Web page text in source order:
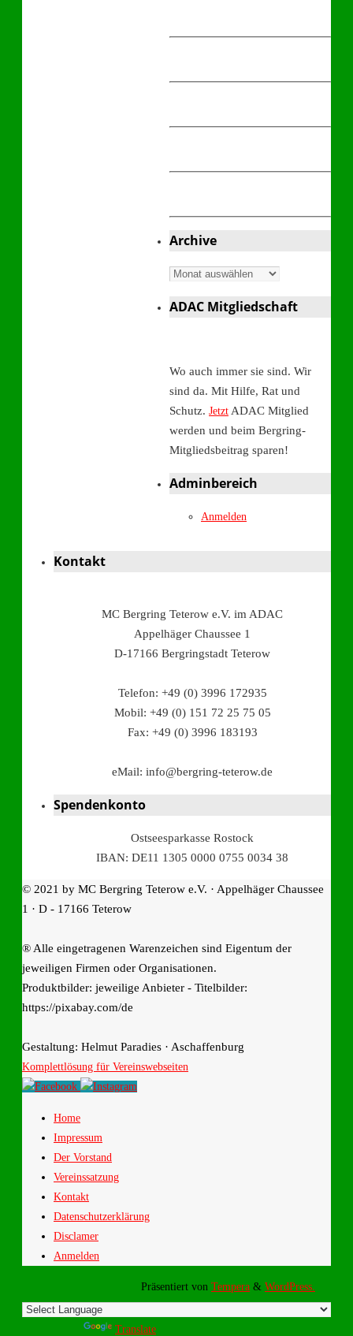
Archive
Archive
ADAC Mitgliedschaft
Wo auch immer sie sind. Wir
sind da. Mit Hilfe, Rat und
Schutz. Jetzt ADAC Mitglied
werden und beim Bergring-
Mitgliedsbeitrag sparen!
Adminbereich
Anmelden
Kontakt
MC Bergring Teterow e.V. im ADAC
Appelhäger Chaussee 1
D-17166 Bergringstadt Teterow
Telefon: +49 (0) 3996 172935
Mobil: +49 (0) 151 72 25 75 05
Fax: +49 (0) 3996 183193
eMail: info@bergring-teterow.de
Spendenkonto
Ostseesparkasse Rostock
IBAN: DE11 1305 0000 0755 0034 38
© 2021 by MC Bergring Teterow e.V. · Appelhäger Chaussee
1 · D - 17166 Teterow
® Alle eingetragenen Warenzeichen sind Eigentum der
jeweiligen Firmen oder Organisationen.
Produktbilder: jeweilige Anbieter - Titelbilder:
https://pixabay.com/de
Gestaltung: Helmut Paradies · Aschaffenburg
Komplettlösung für Vereinswebseiten
Home
Impressum
Der Vorstand
Vereinssatzung
Kontakt
Datenschutzerklärung
Disclamer
Anmelden
Präsentiert von Tempera & WordPress.
Translate